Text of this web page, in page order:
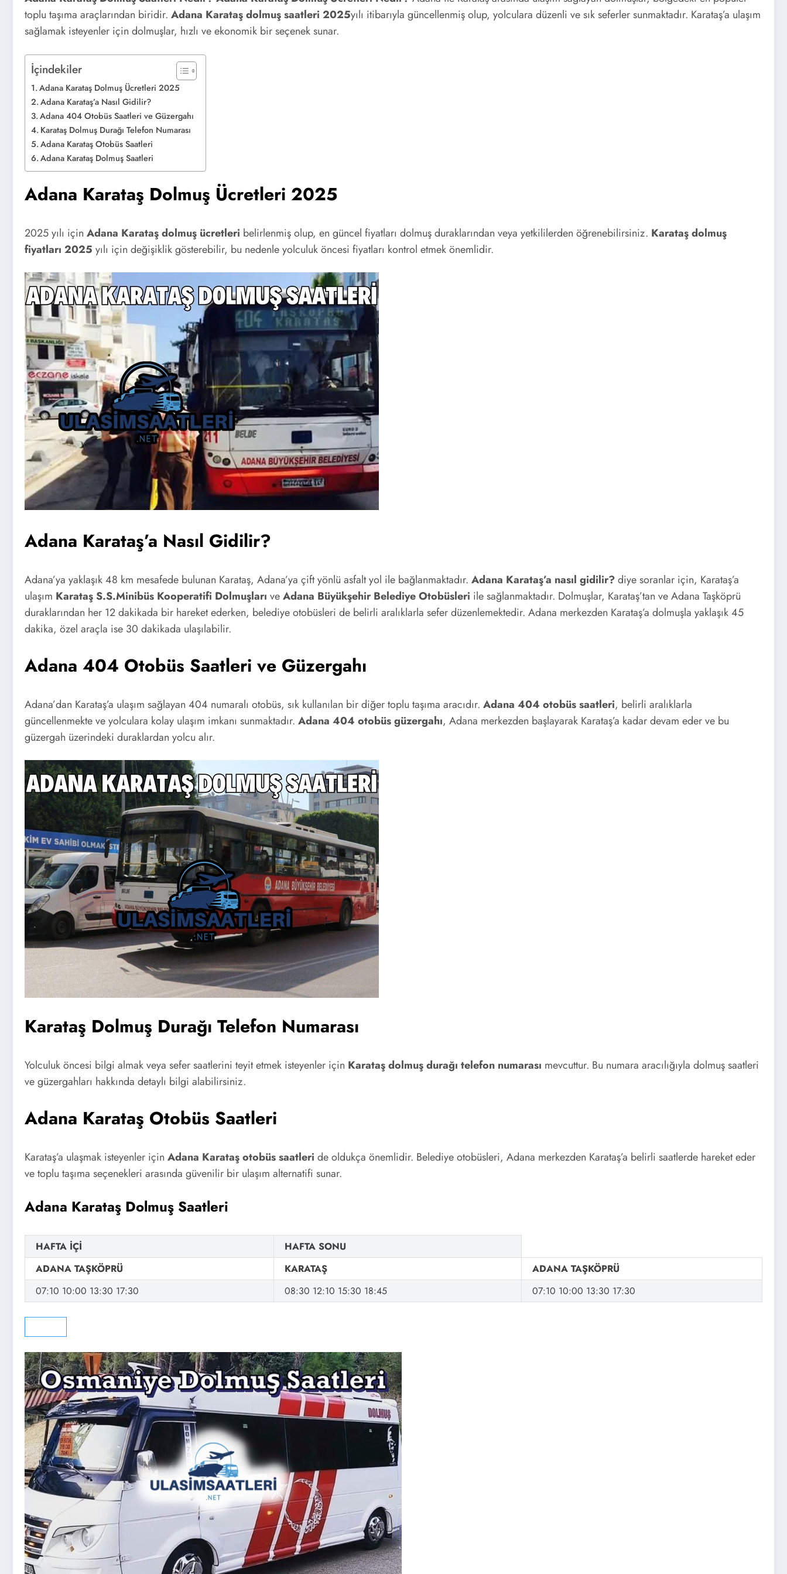
toplu taşıma araçlarından biridir. Adana Karataş dolmuş saatleri 2025yılı itibarıyla güncellenmiş olup, yolculara düzenli ve sık seferler sunmaktadır. Karataş’a ulaşım
sağlamak isteyenler için dolmuşlar, hızlı ve ekonomik bir seçenek sunar.
İçindekiler
Adana Karataş Dolmuş Ücretleri 2025
Adana Karataş’a Nasıl Gidilir?
Adana 404 Otobüs Saatleri ve Güzergahı
Karataş Dolmuş Durağı Telefon Numarası
Adana Karataş Otobüs Saatleri
Adana Karataş Dolmuş Saatleri
Adana Karataş Dolmuş Ücretleri 2025
2025 yılı için Adana Karataş dolmuş ücretleri belirlenmiş olup, en güncel fiyatları dolmuş duraklarından veya yetkililerden öğrenebilirsiniz. Karataş dolmuş
fiyatları 2025 yılı için değişiklik gösterebilir, bu nedenle yolculuk öncesi fiyatları kontrol etmek önemlidir.
Adana Karataş’a Nasıl Gidilir?
Adana’ya yaklaşık 48 km mesafede bulunan Karataş, Adana’ya çift yönlü asfalt yol ile bağlanmaktadır. Adana Karataş’a nasıl gidilir?diye soranlar için, Karataş’a
ulaşım Karataş S.S.Minibüs Kooperatifi Dolmuşları veAdana Büyükşehir Belediye Otobüsleri ile sağlanmaktadır. Dolmuşlar, Karataş’tan ve Adana Taşköprü
duraklarından her 12 dakikada bir hareket ederken, belediye otobüsleri de belirli aralıklarla sefer düzenlemektedir. Adana merkezden Karataş’a dolmuşla yaklaşık 45
dakika, özel araçla ise 30 dakikada ulaşılabilir.
Adana 404 Otobüs Saatleri ve Güzergahı
Adana’dan Karataş’a ulaşım sağlayan 404 numaralı otobüs, sık kullanılan bir diğer toplu taşıma aracıdır. Adana 404 otobüs saatleri, belirli aralıklarla
güncellenmekte ve yolculara kolay ulaşım imkanı sunmaktadır. Adana 404 otobüs güzergahı, Adana merkezden başlayarak Karataş’a kadar devam eder ve bu
güzergah üzerindeki duraklardan yolcu alır.
Karataş Dolmuş Durağı Telefon Numarası
Yolculuk öncesi bilgi almak veya sefer saatlerini teyit etmek isteyenler için Karataş dolmuş durağı telefon numarası mevcuttur. Bu numara aracılığıyla dolmuş saatleri
ve güzergahları hakkında detaylı bilgi alabilirsiniz.
Adana Karataş Otobüs Saatleri
Karataş’a ulaşmak isteyenler için Adana Karataş otobüs saatleri de oldukça önemlidir. Belediye otobüsleri, Adana merkezden Karataş’a belirli saatlerde hareket eder
ve toplu taşıma seçenekleri arasında güvenilir bir ulaşım alternatifi sunar.
Adana Karataş Dolmuş Saatleri
HAFTA İÇİ
HAFTA SONU
ADANA TAŞKÖPRÜ
KARATAŞ
ADANA TAŞKÖPRÜ
07:10 10:00 13:30 17:30
08:30 12:10 15:30 18:45 07:10 10:00 13:30 17:30